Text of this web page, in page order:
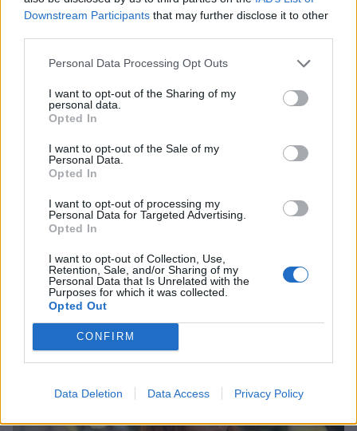
Downstream Participants that may further disclose it to other
Personal Data Processing Opt Outs
I want to opt-out of the Sharing of my
personal data.
Opted In
I want to opt-out of the Sale of my
Personal Data.
Opted In
I want to opt-out of processing my
Personal Data for Targeted Advertising.
Opted In
I want to opt-out of Collection, Use,
Retention, Sale, and/or Sharing of my
Personal Data that Is Unrelated with the
Purposes for which it was collected.
Opted Out
CONFIRM
Data Deletion Data Access Privacy Policy
MEDIA
Για Σένα: Γνωρίστε την οικογένεια
Ηλιάδη – Εκεί όπου οι πιο δυνατοί
δεσμοί δοκιμάζονται περισσότερο
Λίλα Μπακλέση – Παναγιώτης
Μαρκεζίνης: Έγιναν γονείς! Η πρώτη
SHOWBIZ
Κρατερός Κατσούλης: Ήταν μια
διαδρομή που επέλεξα για να βρω
τρόπους επικοινωνίας και
συνεννόησης
Συγκινεί η Ανθή Βούλγαρη: «Χωρίς
Οι παικταράδες που δεν έγιναν ποτέ οι θρύλοι που
περιμέναμε